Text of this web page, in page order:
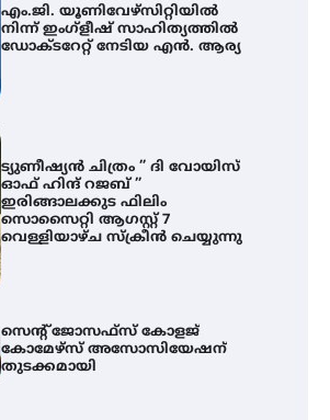
എം.ജി. യൂണിവേഴ്‌സിറ്റിയിൽ
നിന്ന് ഇംഗ്ളീഷ് സാഹിത്യത്തിൽ
ഡോക്ടറേറ്റ് നേടിയ എൻ. ആര്യ
ട്യുണീഷ്യൻ ചിത്രം ” ദി വോയിസ്
ഓഫ് ഹിന്ദ് റജബ് ”
ഇരിങ്ങാലക്കുട ഫിലിം
സൊസൈറ്റി ആഗസ്റ്റ് 7
വെള്ളിയാഴ്ച സ്‌ക്രീൻ ചെയ്യുന്നു
സെന്റ് ജോസഫ്സ് കോളജ്
കോമേഴ്‌സ് അസോസിയേഷന്
തുടക്കമായി